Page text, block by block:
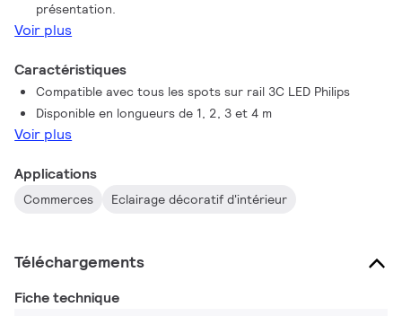
accessoires de montage sont également disponibles.
présentation.
Voir plus
Caractéristiques
Compatible avec tous les spots sur rail 3C LED Philips
Disponible en longueurs de 1, 2, 3 et 4 m
Voir plus
Applications
Commerces Eclairage décoratif d'intérieur
Téléchargements
Fiche technique